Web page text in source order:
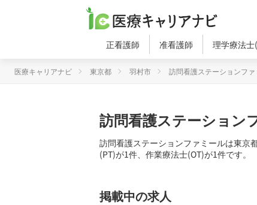
正看護師 准看護師 理学療法士
医療キャリアナビ 東京都 羽村市 訪問看護ステーションフ
訪問看護ステーション
訪問看護ステーションファミールは東京
(PT)が1件、作業療法士(OT)が1件です。
掲載中の求人